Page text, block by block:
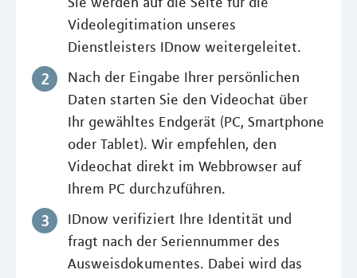
Videolegitimation unseres
Dienstleisters IDnow weitergeleitet.
Nach der Eingabe Ihrer persönlichen
Daten starten Sie den Videochat über
Ihr gewähltes Endgerät (PC, Smartphone
oder Tablet). Wir empfehlen, den
Videochat direkt im Webbrowser auf
Ihrem PC durchzuführen.
IDnow verifiziert Ihre Identität und
fragt nach der Seriennummer des
Ausweisdokumentes. Dabei wird das